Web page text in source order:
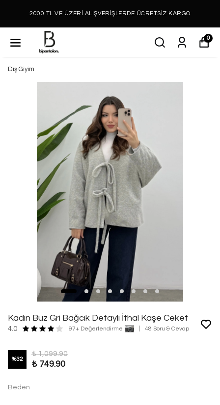
2000 TL VE ÜZERİ ALIŞVERİŞLERDE ÜCRETSİZ KARGO
0
Dış Giyim
Kadın Buz Gri Bağcık Detaylı İthal Kaşe Ceket
4.0 97+ Değerlendirme 48 Soru & Cevap
%32
₺ 1,099.90
₺ 749.90
Beden